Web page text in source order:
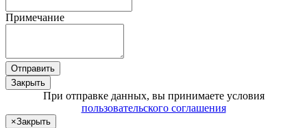
Примечание
Отправить
Закрыть
При отправке данных, вы принимаете условия
пользовательского соглашения
×Закрыть